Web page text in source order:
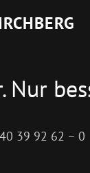
Nur
39 92 62 – 0